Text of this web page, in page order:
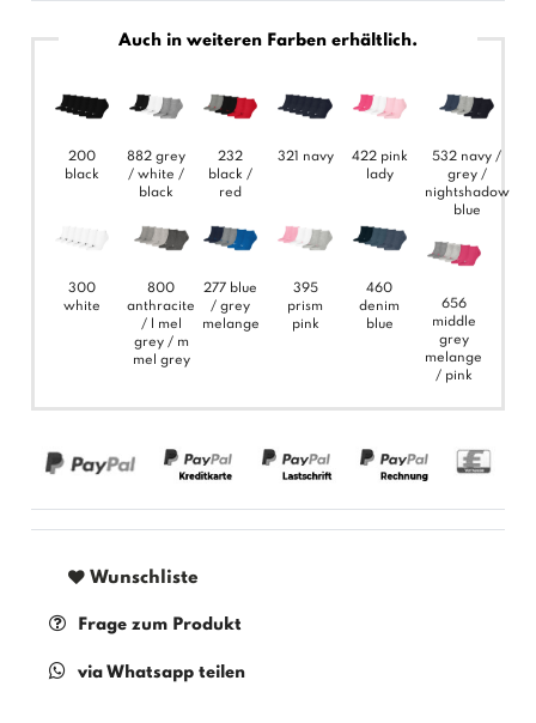
Auch in weiteren Farben erhältlich.
200
black
300
white
882 grey
/ white /
black
800
anthracite
/ l mel
grey / m
mel grey
232
black /
red
277 blue
/ grey
melange
321 navy
395
prism
pink
422 pink
lady
460
denim
blue
532 navy /
grey /
nightshadow
blue
656
middle
grey
melange
/ pink
Wunschliste
Frage zum Produkt
via Whatsapp teilen